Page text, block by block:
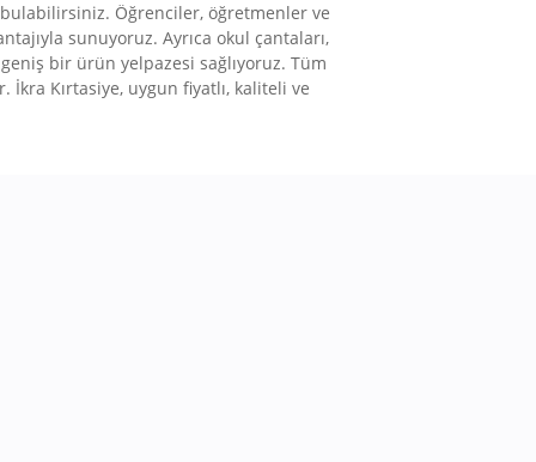
Öğrenciler, öğretmenler ve
sunuyoruz. Ayrıca okul çantaları,
bir ürün yelpazesi sağlıyoruz. Tüm
İkra Kırtasiye, uygun fiyatlı, kaliteli ve